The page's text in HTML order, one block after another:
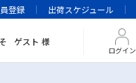
登録 出荷スケジュール
ゲスト 様
ログイン